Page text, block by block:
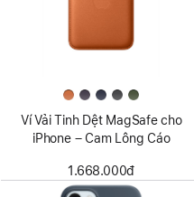
Ví Vải Tinh Dệt MagSafe cho
iPhone – Cam Lông Cáo
1.668.000đ